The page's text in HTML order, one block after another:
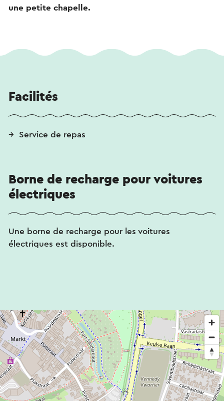
une petite chapelle.
Facilités
Service de repas
Borne de recharge pour voitures
électriques
Une borne de recharge pour les voitures
électriques est disponible.